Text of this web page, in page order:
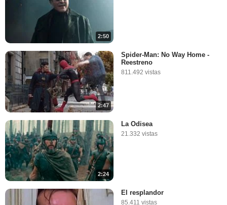
2:50
2:47
Spider-Man: No Way Home -
Reestreno
811.492 vistas
2:24
La Odisea
21.332 vistas
El resplandor
85.411 vistas